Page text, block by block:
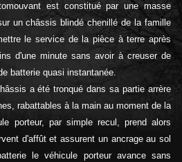
est constitué par une masse
un châssis blindé chenillé de la famille
le service de la pièce à terre après
d'une minute sans avoir à creuser de
batterie quasi instantanée.
a été tronqué dans sa partie arrère
rabattables à la main au moment de la
porteur, par simple recul, prend alors
d'affût et assurent un ancrage au sol
le véhicule porteur avance sans